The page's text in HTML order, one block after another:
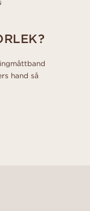
hand så